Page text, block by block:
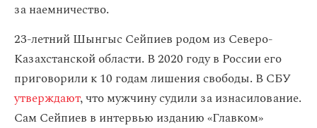
за наемничество.
23-летний Шынгыс Сейпиев родом из Северо-
Казахстанской области. В 2020 году в России его
приговорили к 10 годам лишения свободы. В СБУ
утверждают, что мужчину судили за изнасилование.
Сам Сейпиев в интервью изданию «Главком»